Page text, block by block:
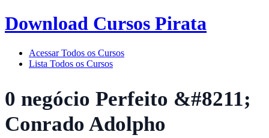
Download Cursos Pirata
Acessar Todos os Cursos
Lista Todos os Cursos
0 negócio Perfeito &#8211;
Conrado Adolpho